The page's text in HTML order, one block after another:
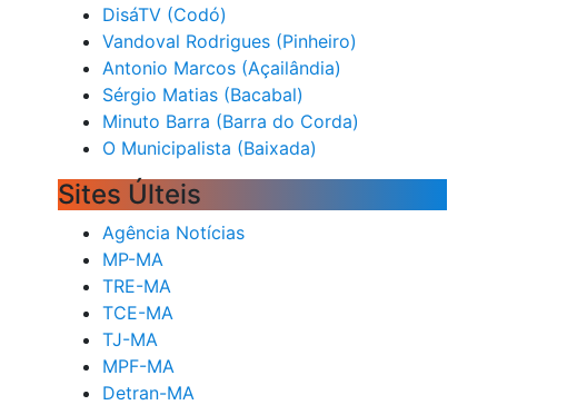
DisáTV (Codó)
Vandoval Rodrigues (Pinheiro)
Antonio Marcos (Açailândia)
Sérgio Matias (Bacabal)
Minuto Barra (Barra do Corda)
O Municipalista (Baixada)
Sites Últeis
Agência Notícias
MP-MA
TRE-MA
TCE-MA
TJ-MA
MPF-MA
Detran-MA